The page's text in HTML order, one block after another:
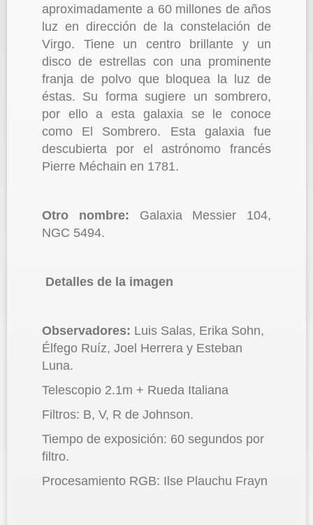
aproximadamente a 60 millones de años
luz en dirección de la constelación de
Virgo. Tiene un centro brillante y un
disco de estrellas con una prominente
franja de polvo que bloquea la luz de
éstas. Su forma sugiere un sombrero,
por ello a esta galaxia se le conoce
como El Sombrero. Esta galaxia fue
descubierta por el astrónomo francés
Pierre Méchain en 1781.
Otro nombre: Galaxia Messier 104,
NGC 5494.
Detalles de la imagen
Observadores: Luis Salas, Erika Sohn,
Élfego Ruíz, Joel Herrera y Esteban
Luna.
Telescopio 2.1m + Rueda Italiana
Filtros: B, V, R de Johnson.
Tiempo de exposición: 60 segundos por
filtro.
Procesamiento RGB: Ilse Plauchu Frayn